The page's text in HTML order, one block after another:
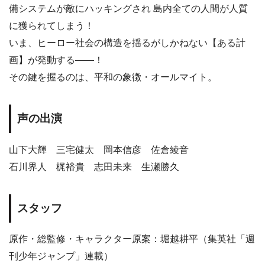
備システムが敵にハッキングされ 島内全ての人間が人質
に獲られてしまう！
いま、ヒーロー社会の構造を揺るがしかねない【ある計
画】が発動する——！
その鍵を握るのは、平和の象徴・オールマイト。
声の出演
山下大輝 三宅健太 岡本信彦 佐倉綾音
石川界人 梶裕貴 志田未来 生瀬勝久
スタッフ
原作・総監修・キャラクター原案：堀越耕平（集英社「週
刊少年ジャンプ」連載）